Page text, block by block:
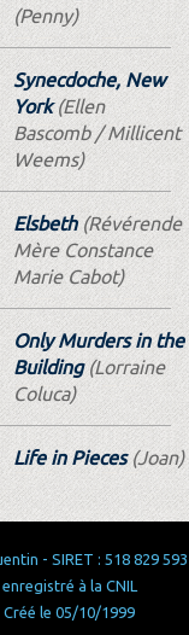
(Penny)
Synecdoche, New
York(Ellen
Bascomb / Millicent
Weems)
Elsbeth(Révérende
Mère Constance
Marie Cabot)
Only Murders in the
Building(Lorraine
Coluca)
Life in Pieces(Joan)
- SIRET : 518 829 593
à la CNIL
le 05/10/1999